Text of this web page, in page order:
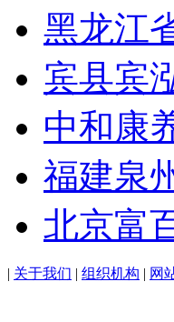
黑龙江
宾县宾
中和康
福建泉
北京富
| 关于我们 | 组织机构 | 网